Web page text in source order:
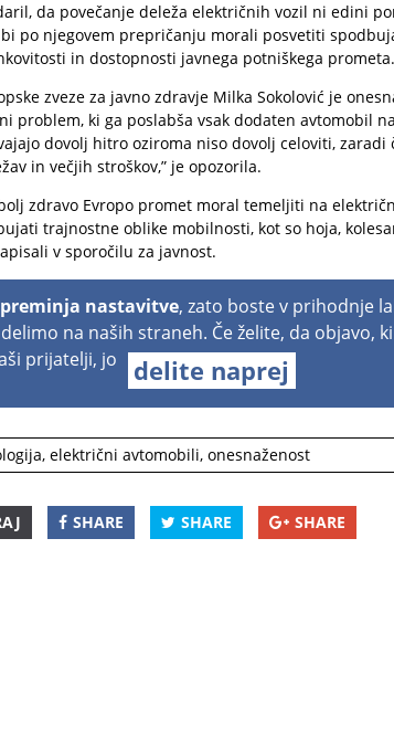
da povečanje deleža električnih vozil ni edini
po njegovem prepričanju morali posvetiti
in dostopnosti javnega potniškega prometa.
zveze za javno zdravje Milka Sokolović je
problem, ki ga poslabša vsak dodaten avtomobil
dovolj hitro oziroma niso dovolj celoviti, zaradi
in večjih stroškov,” je opozorila.
zdravo Evropo promet moral temeljiti na
trajnostne oblike mobilnosti, kot so hoja,
v sporočilu za javnost.
nastavitve, zato boste v prihodnje
na naših straneh. Če želite, da objavo,
prijatelji, jo
delite naprej
, električni avtomobili, onesnaženost
SHARE SHARE SHARE